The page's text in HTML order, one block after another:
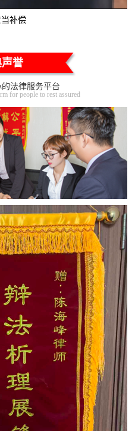
补偿
誉
法律服务平台
for people to rest assured